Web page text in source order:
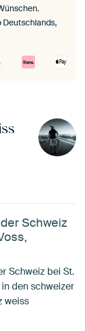
Deutschlands,
Schweiz
Schweiz bei St.
den schweizer
weiss